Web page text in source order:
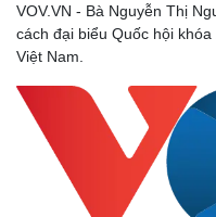
VOV.VN - Bà Nguyễn Thị
cách đại biểu Quốc hội
Việt Nam.